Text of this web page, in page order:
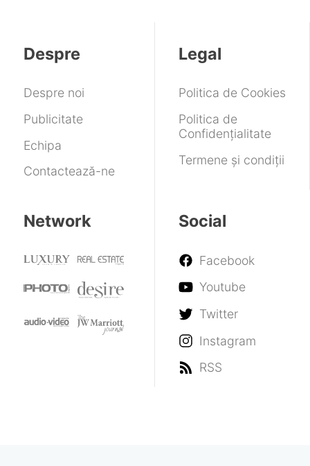
Despre
Despre noi
Publicitate
Echipa
Contactează-ne
Legal
Politica de Cookies
Politica de
Confidențialitate
Termene și condiții
Network Social
Facebook
Youtube
Twitter
Instagram
RSS